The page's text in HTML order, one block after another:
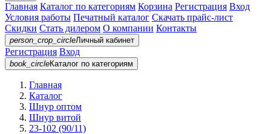
Главная Каталог по категориям Корзина Регистрация Вход
Условия работы Печатный каталог Скачать прайс-лист
Скидки Стать дилером О компании Контакты
person_crop_circleЛичный кабинет
Регистрация Вход
book_circleКаталог по категориям
Главная
Каталог
Шнур оптом
Шнур витой
23-102 (90/11)